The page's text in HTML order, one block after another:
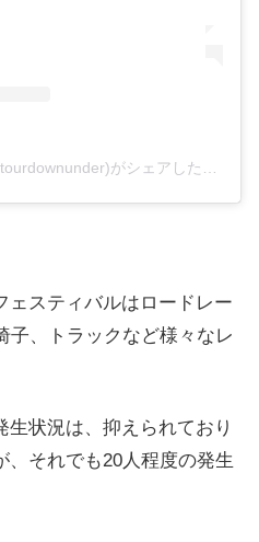
ェスティバルはロードレー
子、トラックなど様々なレ
状況は、抑えられており
それでも20人程度の発生